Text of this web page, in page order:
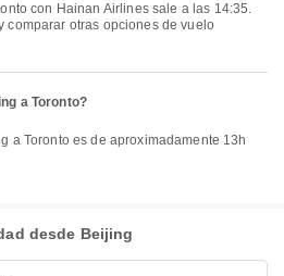
comparar otras opciones de vuelo
a Toronto?
desde Beijing